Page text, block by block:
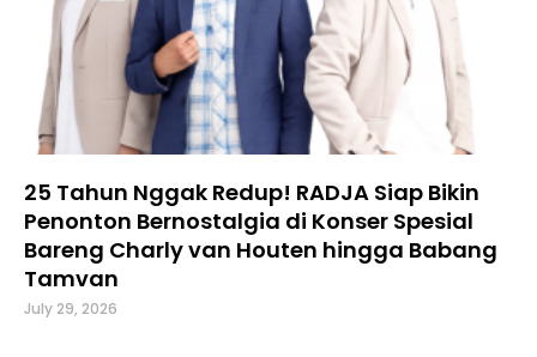
25 Tahun Nggak Redup! RADJA Siap Bikin
Penonton Bernostalgia di Konser Spesial
Bareng Charly van Houten hingga Babang
Tamvan
July 29, 2026